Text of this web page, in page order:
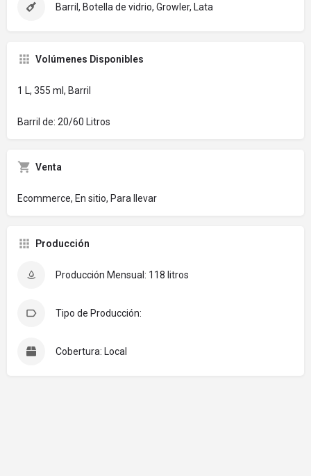
Barril, Botella de vidrio, Growler, Lata
Volúmenes Disponibles
1 L, 355 ml, Barril
Barril de: 20/60 Litros
Venta
Ecommerce, En sitio, Para llevar
Producción
Producción Mensual: 118 litros
Tipo de Producción:
Cobertura: Local